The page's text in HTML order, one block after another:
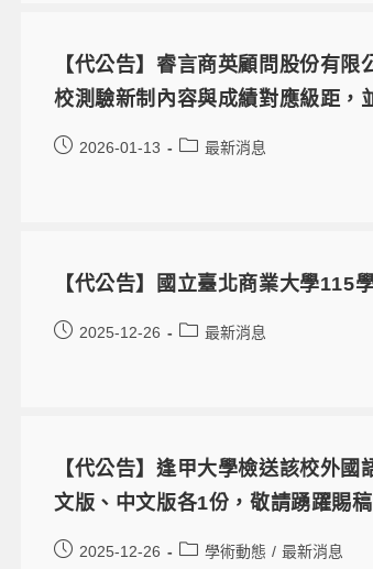
【代公告】睿言商英顧問股份有
校測驗新制內容與成績對應級距，
2026-01-13 最新消息
【代公告】國立臺北商業大學115
2025-12-26 最新消息
【代公告】逢甲大學​檢送該校外
文版、中文版各1份，敬請踴躍賜稿
2025-12-26 學術動態 / 最新消息